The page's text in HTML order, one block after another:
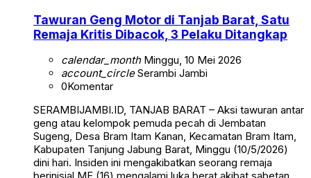
Tawuran Geng Motor di Tanjab Barat, Satu
Remaja Kritis Dibacok, 3 Pelaku Ditangkap
calendar_monthMinggu, 10 Mei 2026
account_circleSerambi Jambi
0Komentar
SERAMBIJAMBI.ID, TANJAB BARAT – Aksi tawuran antar
geng atau kelompok pemuda pecah di Jembatan
Sugeng, Desa Bram Itam Kanan, Kecamatan Bram Itam,
Kabupaten Tanjung Jabung Barat, Minggu (10/5/2026)
dini hari. Insiden ini mengakibatkan seorang remaja